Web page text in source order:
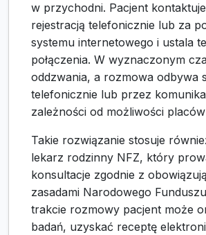
w przychodni. Pacjent
rejestracją telefonicznie lub za
systemu internetowego i ustala
połączenia. W wyznaczonym
oddzwania, a rozmowa odbywa
telefonicznie lub przez
zależności od możliwości
Takie rozwiązanie stosuje
lekarz rodzinny NFZ, który
konsultacje zgodnie z
zasadami Narodowego
trakcie rozmowy pacjent może
badań, uzyskać receptę